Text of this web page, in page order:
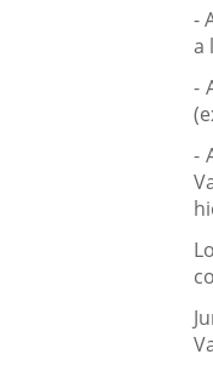
-
a
-
-